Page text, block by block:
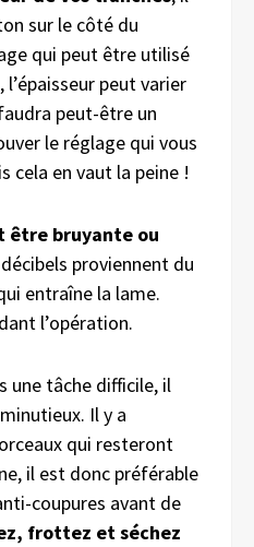
sur le côté du
qui peut être utilisé
peut varier
peut-être un
le réglage qui vous
cela en vaut la peine !
être bruyante ou
proviennent du
entraîne la lame.
l’opération.
une tâche difficile, il
Il y a
qui resteront
il est donc préférable
coupures avant de
frottez et séchez